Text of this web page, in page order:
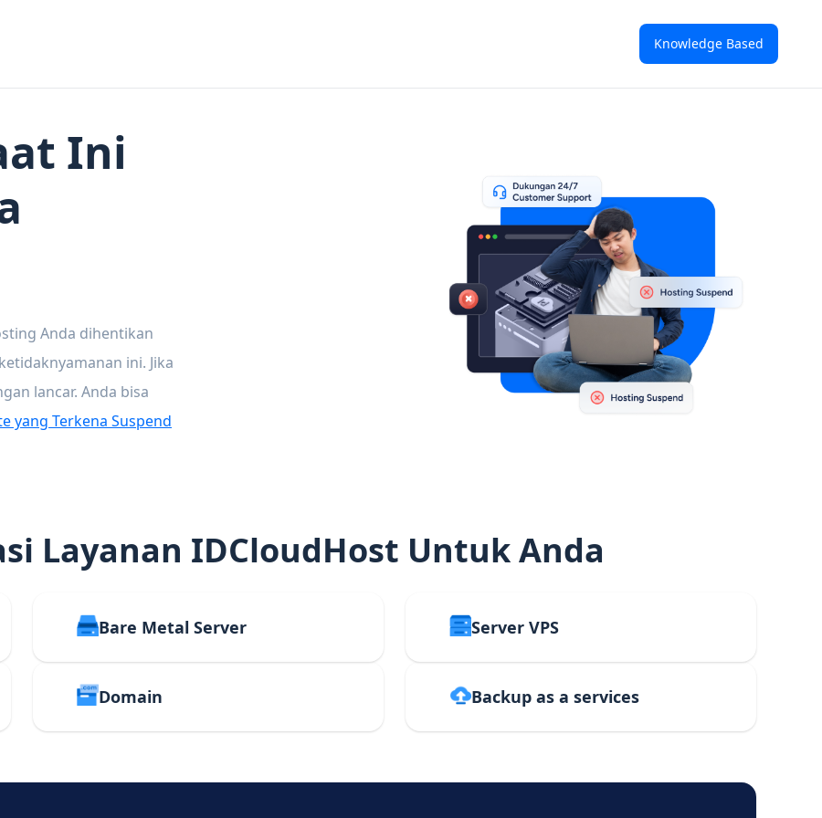
Knowledge Based
Ini
Anda dihentikan
ini. Jika
lancar. Anda bisa
yang Terkena Suspend
Layanan IDCloudHost Untuk Anda
Bare Metal Server Server VPS
Domain Backup as a services